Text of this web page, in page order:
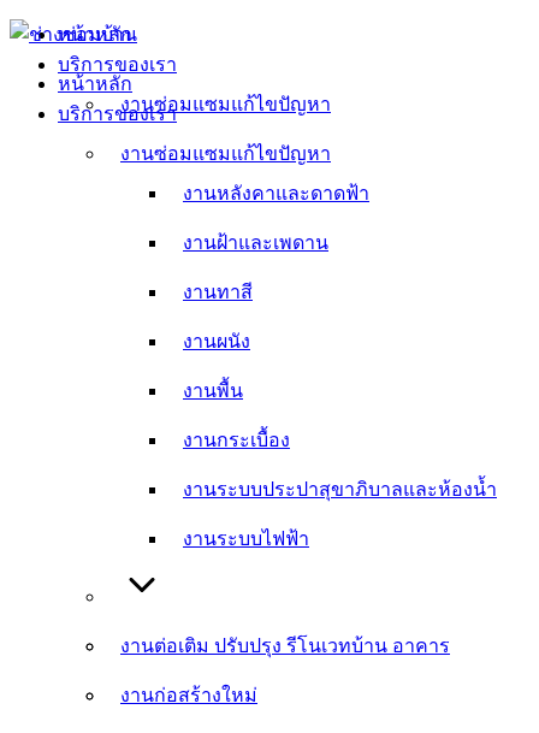
Skip
content
หน้าหลัก
บริการของเรา
งานซ่อมแซมแก้ไขปัญหา
งานหลังคาและดาดฟ้า
งานฝ้าและเพดาน
งานทาสี
งานผนัง
งานพื้น
งานกระเบื้อง
งานระบบประปาสุขาภิบาลและห้องน้ำ
งานระบบไฟฟ้า
งานต่อเติม ปรับปรุง รีโนเวทบ้าน อาคาร
งานก่อสร้างใหม่
หน้าหลัก
บริการของเรา
งานซ่อมแซมแก้ไขปัญหา
งานหลังคาและดาดฟ้า
งานฝ้าและเพดาน
งานทาสี
งานผนัง
งานพื้น
งานกระเบื้อง
งานระบบประปาสุขาภิบาลและห้องน้ำ
งานระบบไฟฟ้า
งานต่อเติม ปรับปรุง รีโนเวทบ้าน อาคาร
งานก่อสร้างใหม่
งานภายนอกบ้าน